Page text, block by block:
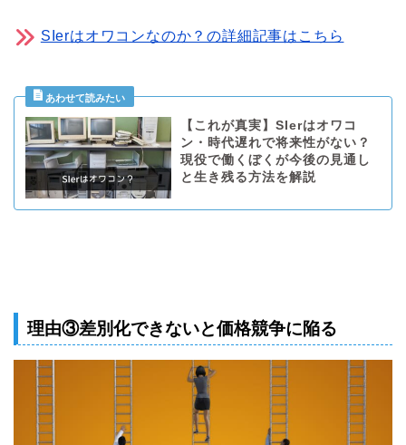
SIerはオワコンなのか？の詳細記事はこちら
【これが真実】SIerはオワコ
ン・時代遅れで将来性がない？
現役で働くぼくが今後の見通し
と生き残る方法を解説
理由③差別化できないと価格競争に陥る